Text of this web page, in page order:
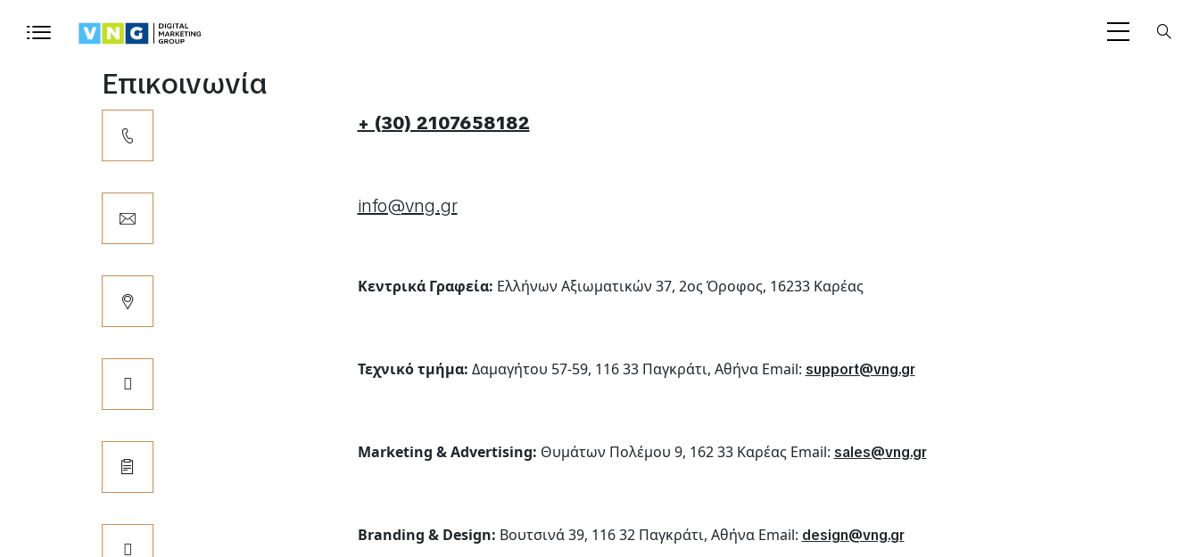
Επικοινωνία
+ (30) 2107658182
info@vng.gr
Κεντρικά Γραφεία: Ελλήνων Αξιωματικών 37, 2ος Όροφος, 16233 Καρέας
Τεχνικό τμήμα: Δαμαγήτου 57-59, 116 33 Παγκράτι, Αθήνα Email: support@vng.gr
Marketing & Advertising: Θυμάτων Πολέμου 9, 162 33 Καρέας Email: sales@vng.gr
Branding & Design: Βουτσινά 39, 116 32 Παγκράτι, Αθήνα Email: design@vng.gr